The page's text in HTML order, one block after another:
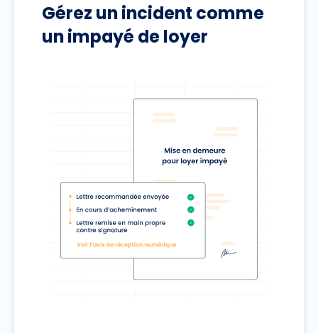
Gérez un incident comme
un impayé de loyer